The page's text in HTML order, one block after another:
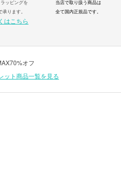
ッピングを
承ります。
はこちら
当店で取り扱う商品は
全て国内正規品です。
オフ
ット商品一覧を見る